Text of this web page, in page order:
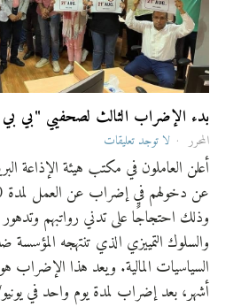
بدء الإضراب الثالث لصحفيي "بي
المحرر لا توجد تعليقات
وذلك احتجاجًا على تدني رواتبهم
والسلوك التمييزي الذي تنتهجه
السياسيات المالية. ويعد هذا الإضراب
أشهر، بعد إضراب لمدة يوم واحد في